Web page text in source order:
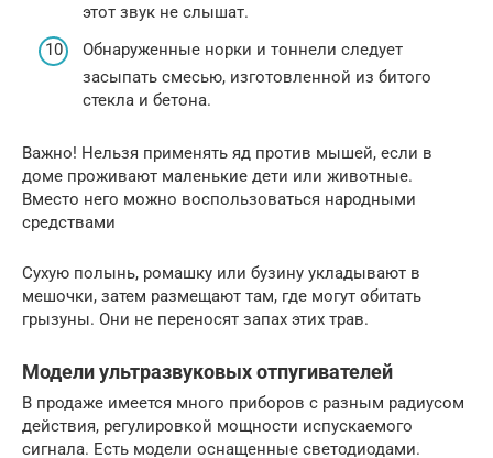
этот звук не слышат.
Обнаруженные норки и тоннели следует
засыпать смесью, изготовленной из битого
стекла и бетона.
Важно! Нельзя применять яд против мышей, если в
доме проживают маленькие дети или животные.
Вместо него можно воспользоваться народными
средствами
Сухую полынь, ромашку или бузину укладывают в
мешочки, затем размещают там, где могут обитать
грызуны. Они не переносят запах этих трав.
Модели ультразвуковых отпугивателей
В продаже имеется много приборов с разным радиусом
действия, регулировкой мощности испускаемого
сигнала. Есть модели оснащенные светодиодами.